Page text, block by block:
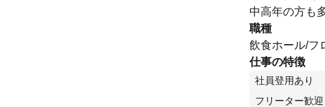
中高年の方も
職種
飲食ホール/フ
仕事の特徴
社員登用あり
フリーター歓迎